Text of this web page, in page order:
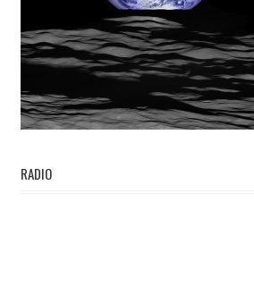
RADIO